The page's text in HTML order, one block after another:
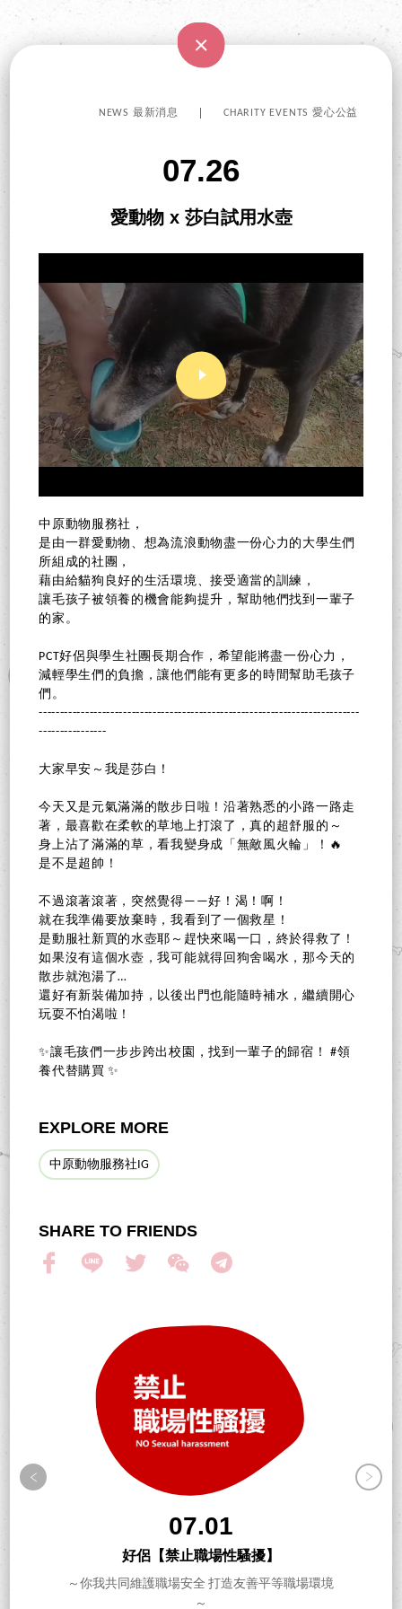
NEWS 最新消息 CHARITY EVENTS 愛心公益
07.26
愛動物 x 莎白試用水壺
中原動物服務社，
是由一群愛動物、想為流浪動物盡一份心力的大學生們
所組成的社團，
藉由給貓狗良好的生活環境、接受適當的訓練，
讓毛孩子被領養的機會能夠提升，幫助牠們找到一輩子
的家。
PCT好侶與學生社團長期合作，希望能將盡一份心力，
減輕學生們的負擔，讓他們能有更多的時間幫助毛孩子
們。
----------------------------------------------------------------------------
----------------
大家早安～我是莎白！
今天又是元氣滿滿的散步日啦！沿著熟悉的小路一路走
著，最喜歡在柔軟的草地上打滾了，真的超舒服的～
身上沾了滿滿的草，看我變身成「無敵風火輪」！🔥
是不是超帥！
不過滾著滾著，突然覺得——好！渴！啊！
就在我準備要放棄時，我看到了一個救星！
是動服社新買的水壺耶～趕快來喝一口，終於得救了！
如果沒有這個水壺，我可能就得回狗舍喝水，那今天的
散步就泡湯了…
還好有新裝備加持，以後出門也能隨時補水，繼續開心
玩耍不怕渴啦！
✨讓毛孩們一步步跨出校園，找到一輩子的歸宿！ #領
養代替購買 ✨
EXPLORE MORE
中原動物服務社IG
SHARE TO FRIENDS
07.01
好侶【禁止職場性騷擾】
～你我共同維護職場安全 打造友善平等職場環境
～